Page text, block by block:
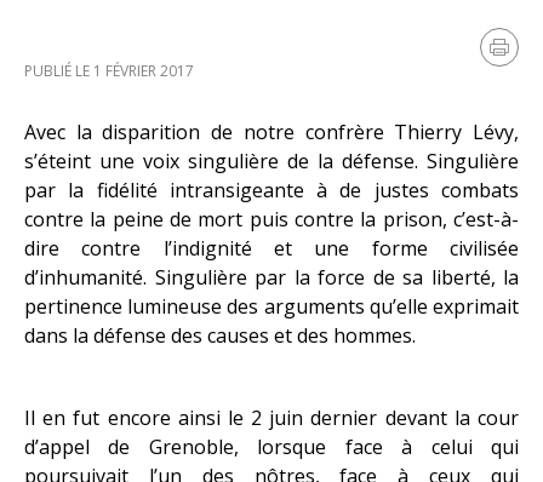
PUBLIÉ LE 1 FÉVRIER 2017
Avec la disparition de notre confrère Thierry Lévy,
s’éteint une voix singulière de la défense. Singulière
par la fidélité intransigeante à de justes combats
contre la peine de mort puis contre la prison, c’est-à-
dire contre l’indignité et une forme civilisée
d’inhumanité. Singulière par la force de sa liberté, la
pertinence lumineuse des arguments qu’elle exprimait
dans la défense des causes et des hommes.
Il en fut encore ainsi le 2 juin dernier devant la cour
d’appel de Grenoble, lorsque face à celui qui
poursuivait l’un des nôtres, face à ceux qui